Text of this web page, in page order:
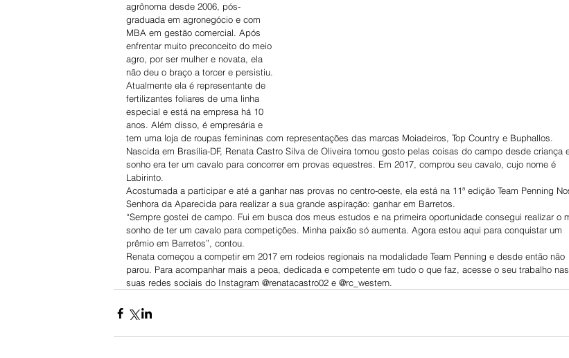
agrônoma desde 2006, pós-
graduada em agronegócio e com
MBA em gestão comercial. Após
enfrentar muito preconceito do meio
agro, por ser mulher e novata, ela
não deu o braço a torcer e persistiu.
Atualmente ela é representante de
fertilizantes foliares de uma linha
especial e está na empresa há 10
anos. Além disso, é empresária e
tem uma loja de roupas femininas com representações das marcas Moiadeiros, Top Country e Buphallos.
Nascida em Brasília-DF, Renata Castro Silva de Oliveira tomou gosto pelas coisas do campo desde criança
sonho era ter um cavalo para concorrer em provas equestres. Em 2017, comprou seu cavalo, cujo nome é
Labirinto.
Acostumada a participar e até a ganhar nas provas no centro-oeste, ela está na 11ª edição Team Penning
Senhora da Aparecida para realizar a sua grande aspiração: ganhar em Barretos.
“Sempre gostei de campo. Fui em busca dos meus estudos e na primeira oportunidade consegui realizar o
sonho de ter um cavalo para competições. Minha paixão só aumenta. Agora estou aqui para conquistar um
prêmio em Barretos”, contou.
Renata começou a competir em 2017 em rodeios regionais na modalidade Team Penning e desde então não
parou. Para acompanhar mais a peoa, dedicada e competente em tudo o que faz, acesse o seu trabalho nas
suas redes sociais do Instagram @renatacastro02 e @rc_western.